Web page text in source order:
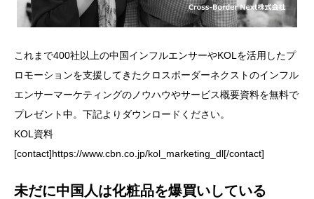
これまで400社以上の中国インフルエンサーやKOLを活用したプ
ロモーションを支援してきたクロスボーダーネクストのインフル
エンサーマーケティングのノウハウやサービス概要資料を無料で
プレゼント中。下記よりダウンロードください。
KOL資料
[contact]https://www.cbn.co.jp/kol_marketing_dl[/contact]
未だに中国人は化粧品を爆買いしている